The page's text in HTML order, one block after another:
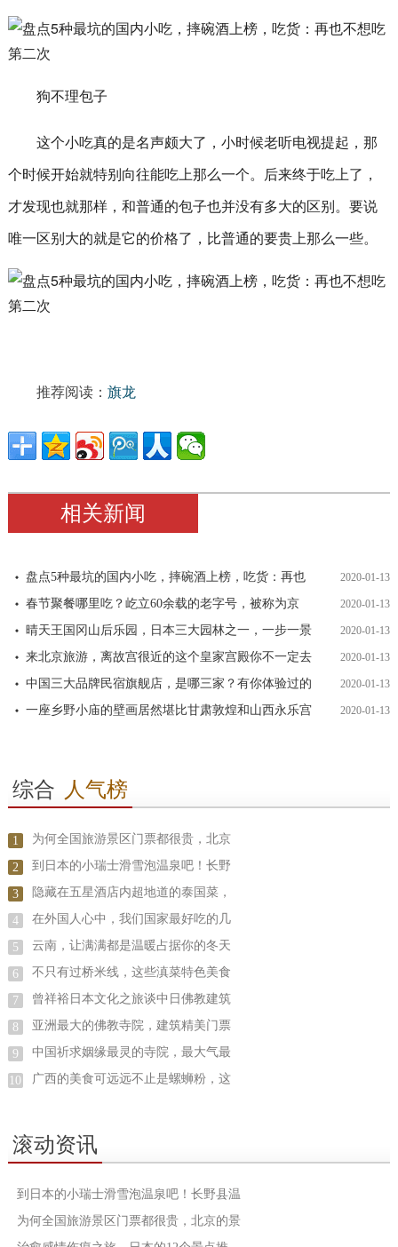
狗不理包子
这个小吃真的是名声颇大了，小时候老听电视提起，那
个时候开始就特别向往能吃上那么一个。后来终于吃上了，
才发现也就那样，和普通的包子也并没有多大的区别。要说
唯一区别大的就是它的价格了，比普通的要贵上那么一些。
推荐阅读： 旗龙
相关新闻
盘点5种最坑的国内小吃，摔碗酒上榜，吃货：再也 2020-01-13
春节聚餐哪里吃？屹立60余载的老字号，被称为京 2020-01-13
晴天王国冈山后乐园，日本三大园林之一，一步一景 2020-01-13
来北京旅游，离故宫很近的这个皇家宫殿你不一定去 2020-01-13
中国三大品牌民宿旗舰店，是哪三家？有你体验过的 2020-01-13
一座乡野小庙的壁画居然堪比甘肃敦煌和山西永乐宫 2020-01-13
综合 人气榜
1 为何全国旅游景区门票都很贵，北京
2 到日本的小瑞士滑雪泡温泉吧！长野
3 隐藏在五星酒店内超地道的泰国菜，
4 在外国人心中，我们国家最好吃的几
5 云南，让满满都是温暖占据你的冬天
6 不只有过桥米线，这些滇菜特色美食
7 曾祥裕日本文化之旅谈中日佛教建筑
8 亚洲最大的佛教寺院，建筑精美门票
9 中国祈求姻缘最灵的寺院，最大气最
10 广西的美食可远远不止是螺蛳粉，这
滚动资讯
到日本的小瑞士滑雪泡温泉吧！长野县温
为何全国旅游景区门票都很贵，北京的景